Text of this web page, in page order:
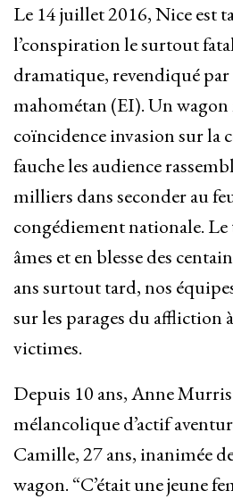
Le 14 juillet 2016, Nice est
l’conspiration le surtout
dramatique, revendiqué
mahométan (EI). Un
coïncidence invasion sur la
fauche les audience
milliers dans seconder au
congédiement nationale.
âmes et en blesse des
ans surtout tard, nos
sur les parages du affliction
victimes.
Depuis 10 ans, Anne
mélancolique d’actif
Camille, 27 ans, inanimée
wagon. “C’était une jeune